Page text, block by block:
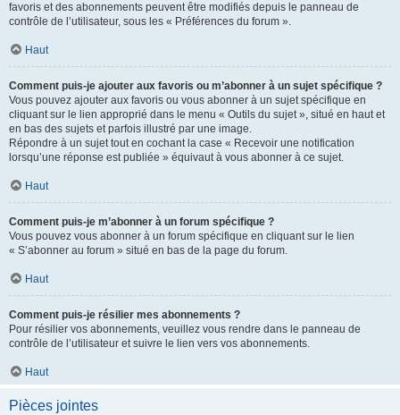
favoris et des abonnements peuvent être modifiés depuis le panneau de
contrôle de l’utilisateur, sous les « Préférences du forum ».
Haut
Comment puis-je ajouter aux favoris ou m’abonner à un sujet spécifique ?
Vous pouvez ajouter aux favoris ou vous abonner à un sujet spécifique en
cliquant sur le lien approprié dans le menu « Outils du sujet », situé en haut et
en bas des sujets et parfois illustré par une image.
Répondre à un sujet tout en cochant la case « Recevoir une notification
lorsqu’une réponse est publiée » équivaut à vous abonner à ce sujet.
Haut
Comment puis-je m’abonner à un forum spécifique ?
Vous pouvez vous abonner à un forum spécifique en cliquant sur le lien
« S’abonner au forum » situé en bas de la page du forum.
Haut
Comment puis-je résilier mes abonnements ?
Pour résilier vos abonnements, veuillez vous rendre dans le panneau de
contrôle de l’utilisateur et suivre le lien vers vos abonnements.
Haut
Pièces jointes